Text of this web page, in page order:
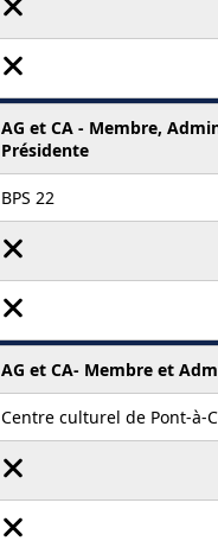
AG et CA - Membre,
Présidente
BPS 22
AG et CA- Membre et
Centre culturel de Pont-à-